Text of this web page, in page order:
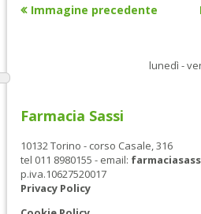
Immagine precedente
lunedì -
Farmacia Sassi
10132 Torino - corso Casale, 316
tel 011 8980155 - email:
p.iva.10627520017
Privacy Policy